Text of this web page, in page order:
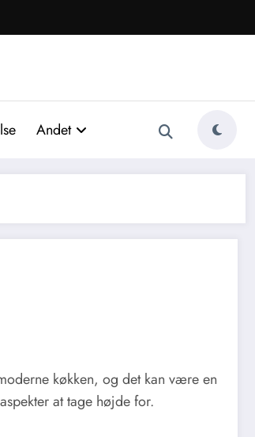
Andet
køkken, og det kan være en
at tage højde for.